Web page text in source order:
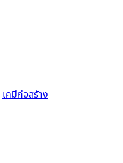
เคมีก่อสร้าง